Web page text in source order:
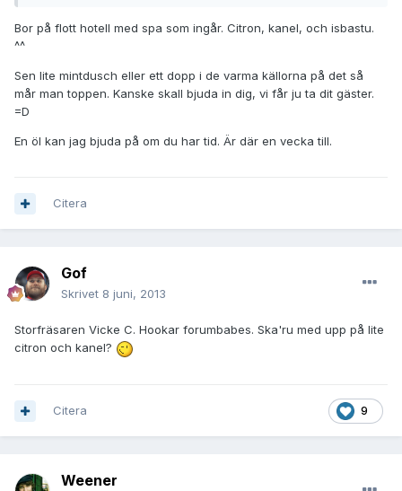
Bor på flott hotell med spa som ingår. Citron, kanel, och isbastu.
^^
Sen lite mintdusch eller ett dopp i de varma källorna på det så
mår man toppen. Kanske skall bjuda in dig, vi får ju ta dit gäster.
=D
En öl kan jag bjuda på om du har tid. Är där en vecka till.
Citera
Gof
Skrivet 8 juni, 2013
Storfräsaren Vicke C. Hookar forumbabes. Ska'ru med upp på lite
citron och kanel?
9
Citera
Weener